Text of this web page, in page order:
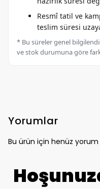
Resmî tatil ve
teslim süresi
* Bu süreler genel
ve stok durumuna göre
Yorumlar
Bu ürün için henüz yorum